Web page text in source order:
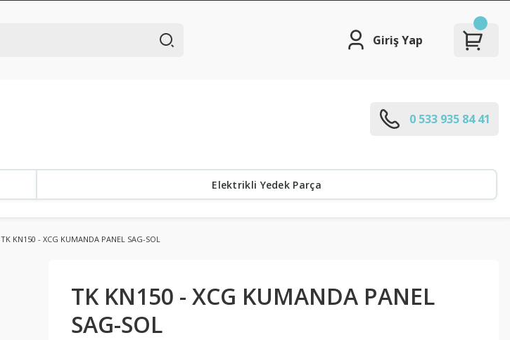
Giriş Yap
0 533 935 84 41
Elektrikli Yedek Parça
TK KN150 - XCG KUMANDA PANEL SAG-SOL
TK KN150 - XCG KUMANDA PANEL
SAG-SOL